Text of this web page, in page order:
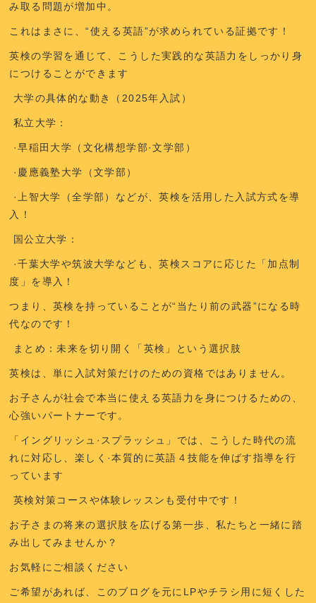
み取る問題が増加中。
これはまさに、“使える英語”が求められている証拠です！
英検の学習を通じて、こうした実践的な英語力 をしっかり身
につけることができます
大学の具体的な動き（2025年入試）
私立大学：
·早稲田大学（文化構想学部·文学部）
·慶應義塾大学（文学部）
·上智大学（全学部）などが、英検を活用した入試方式を導
入！
国公立大学：
·千葉大学や筑波大学なども、英検スコアに応じた「加点制
度」を導入！
つまり、英検を持っていることが“ 当たり前の武器”になる時
代なのです！
まとめ：未来を切り開く「英検」という選択肢
英検は、単に入試対策だけのための資格ではありません。
お子さんが社会で本当に使える英語力 を身につけるための、
心強いパートナーです。
「イングリッシュ·スプラッシュ」では、こうした時代の流
れに対応し、楽しく·本質的に英語４技能を伸ばす指導を行
っています
英検対策コースや体験レッスンも受付中です！
お子さまの将来の選択肢を広げる第一歩、私たちと一緒に踏
み出してみませんか？
お気軽にご相談ください
ご希望があれば、このブログを元にLPやチラシ用に短くした